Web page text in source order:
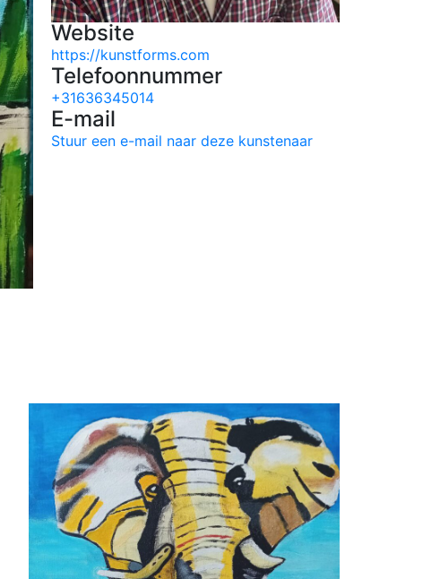
Website
https://kunstforms.com
Telefoonnummer
+31636345014
E-mail
Stuur een e-mail naar deze kunstenaar